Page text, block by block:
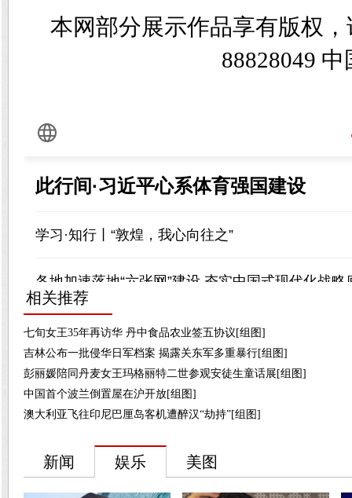
本网部分展示作品享有版权
88828049
相关推荐
七旬女王35年再访华 丹中食品农业签五协议[组图]
吉林公布一批侵华日军档案 揭露关东军多重暴行[组图]
彭丽媛陪同丹麦女王玛格丽特二世参观安徒生童话展[组图]
中国首个波兰倒置屋在沪开放[组图]
澳大利亚飞往印尼巴厘岛客机遭醉汉“劫持”[组图]